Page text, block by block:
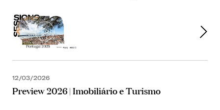
12/03/2026
Preview 2026 | Imobiliário e Turismo